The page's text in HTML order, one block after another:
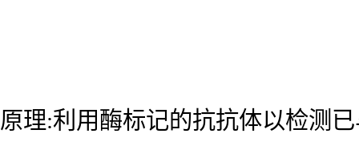
原理:利用酶标记的抗抗体以检测